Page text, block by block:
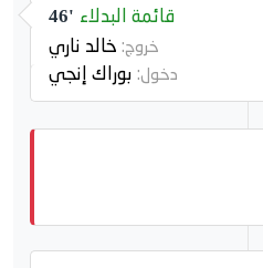
46' قائمة البدلاء
خروج: خالد ناري
دخول: بوراك إنجي